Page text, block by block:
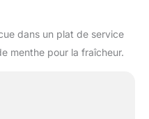
dans un plat de service
menthe pour la fraîcheur.